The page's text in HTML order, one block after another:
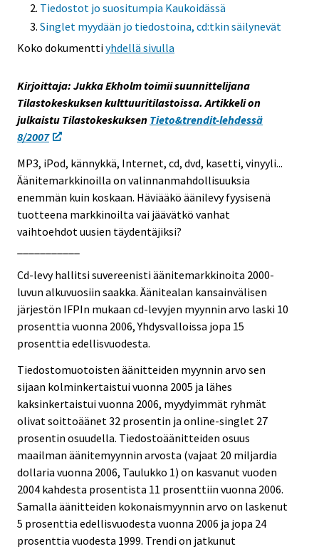
Tiedostot jo suositumpia Kaukoidässä
Singlet myydään jo tiedostoina, cd:tkin säilynevät
Koko dokumenttiyhdellä sivulla
Kirjoittaja: Jukka Ekholm toimii suunnittelijana
Tilastokeskuksen kulttuuritilastoissa. Artikkeli on
julkaistu Tilastokeskuksen Tieto&trendit-lehdessä
8/2007
MP3, iPod, kännykkä, Internet, cd, dvd, kasetti, vinyyli...
Äänitemarkkinoilla on valinnanmahdollisuuksia
enemmän kuin koskaan. Häviääkö äänilevy fyysisenä
tuotteena markkinoilta vai jäävätkö vanhat
vaihtoehdot uusien täydentäjiksi?
Cd-levy hallitsi suvereenisti äänitemarkkinoita 2000-
luvun alkuvuosiin saakka. Äänitealan kansainvälisen
järjestön IFPIn mukaan cd-levyjen myynnin arvo laski 10
prosenttia vuonna 2006, Yhdysvalloissa jopa 15
prosenttia edellisvuodesta.
Tiedostomuotoisten äänitteiden myynnin arvo sen
sijaan kolminkertaistui vuonna 2005 ja lähes
kaksinkertaistui vuonna 2006, myydyimmät ryhmät
olivat soittoäänet 32 prosentin ja online-singlet 27
prosentin osuudella. Tiedostoäänitteiden osuus
maailman äänitemyynnin arvosta (vajaat 20 miljardia
dollaria vuonna 2006, Taulukko 1) on kasvanut vuoden
2004 kahdesta prosentista 11 prosenttiin vuonna 2006.
Samalla äänitteiden kokonaismyynnin arvo on laskenut
5 prosenttia edellisvuodesta vuonna 2006 ja jopa 24
prosenttia vuodesta 1999. Trendi on jatkunut